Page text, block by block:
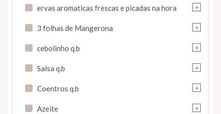
+
ervas aromaticas frescas e picadas na hora
+
3 folhas de Mangerona
+
cebolinho q.b
+
Salsa q.b
+
Coentros q.b
+
Azeite